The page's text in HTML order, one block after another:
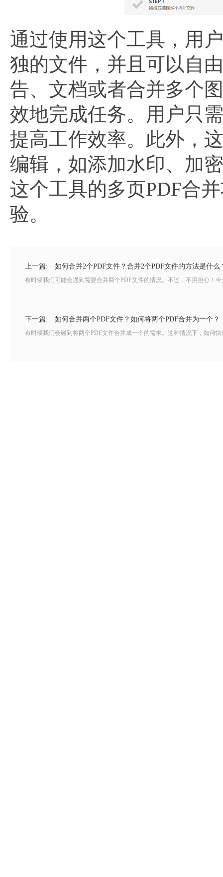
通过使用这个工具，用
独的文件，并且可以自
告、文档或者合并多个
效地完成任务。用户只
提高工作效率。此外，
编辑，如添加水印、加
这个工具的多页PDF合
验。
上一篇: 如何合并2个PDF文件？合并2个PDF文件的方法是什么
有时候我们可能会遇到需要合并两个PDF文件的情况。不过，不用担心！
下一篇: 如何合并两个PDF文件？如何将两个PDF合并为一个？
有时候我们会碰到将两个PDF文件合并成一个的需求。这种情况下，如何